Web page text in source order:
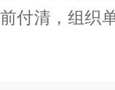
付清，组织